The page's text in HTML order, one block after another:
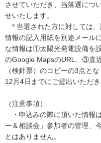
させていただき、当落選につ
せいたします。
* 当選された方に対しては
情報の記入用紙を別途メール
な情報は①太陽光発電設備を
のGoogle MapsのURL、③直
（検針票）のコピーの3点とな
12月4日までにご提出いただき
（注意事項）
・申込みの際に頂いた情報
ー＆相談会」参加者の管理、
とはありません。